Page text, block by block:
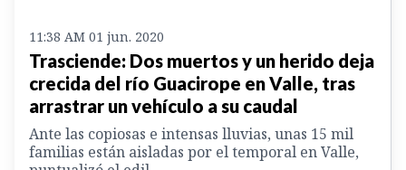
11:38 AM 01 jun. 2020
Trasciende: Dos muertos y un herido deja
crecida del río Guacirope en Valle, tras
arrastrar un vehículo a su caudal
Ante las copiosas e intensas lluvias, unas 15 mil
familias están aisladas por el temporal en Valle,